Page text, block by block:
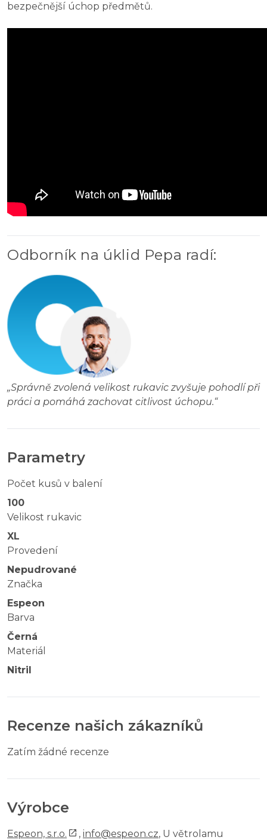
bezpečnější úchop předmětů.
Odborník na úklid Pepa radí:
„Správně zvolená velikost rukavic zvyšuje pohodlí při
práci a pomáhá zachovat citlivost úchopu.“
Parametry
Počet kusů v balení
100
Velikost rukavic
XL
Provedení
Nepudrované
Značka
Espeon
Barva
Černá
Materiál
Nitril
Recenze našich zákazníků
Zatím žádné recenze
Výrobce
Espeon, s.r.o. , info@espeon.cz, U větrolamu